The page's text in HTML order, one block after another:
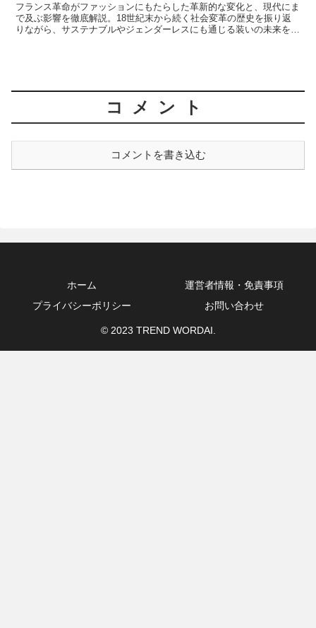
フランス革命がファッションにもたらした革新的な変化と、現代にま
で及ぶ影響を徹底解説。18世紀末から続く社会変革の歴史を振り返
りながら、サステナブルやジェンダーレスにも通じる装いの未来を探
コメント
コメントを書き込む
ホーム
運営者情報・免責事項
プライバシーポリシー
お問い合わせ
© 2023 TREND WORDAI.